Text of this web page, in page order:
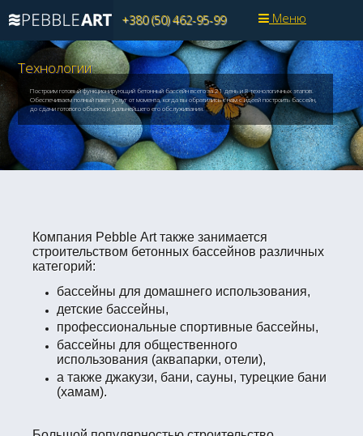
Меню
+380 (50) 462-95-99
Технологии
Построим готовый функционирующий бетонный бассейн всего за 21 день и 8 технологичных этапов.
Обеспечиваем полный пакет услуг от момента, когда вы обратились к нам с идеей построить бассейн,
до сдачи готового объекта и дальнейшего его обслуживания.
Компания Pebble Artтакже занимается
строительством бетонных бассейнов различных
категорий:
бассейны для домашнего использования,
детские бассейны,
профессиональные спортивные бассейны,
бассейны для общественного
использования (аквапарки, отели),
а также джакузи, бани, сауны, турецкие бани
(хамам).